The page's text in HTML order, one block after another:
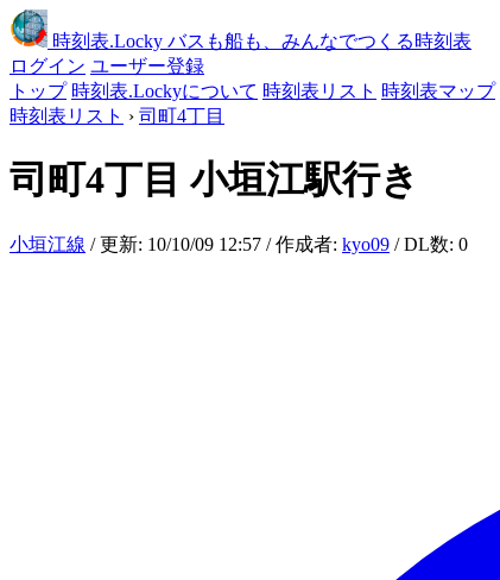
時刻表.Locky バスも船も、みんなでつくる時刻表
ログイン ユーザー登録
トップ 時刻表.Lockyについて 時刻表リスト 時刻表マップ
時刻表リスト › 司町4丁目
司町4丁目 小垣江駅行き
小垣江線 / 更新: 10/10/09 12:57 / 作成者: kyo09 / DL数: 0